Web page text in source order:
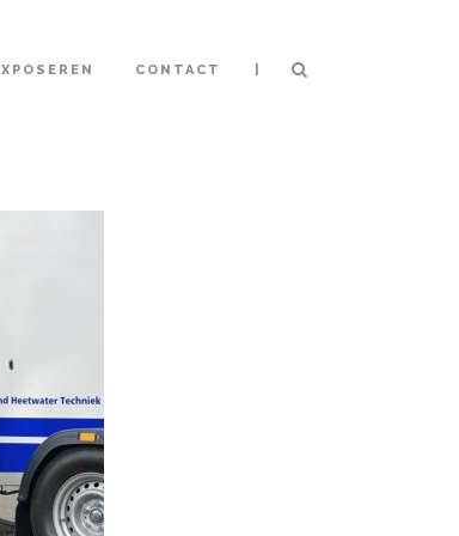
CONTACT |